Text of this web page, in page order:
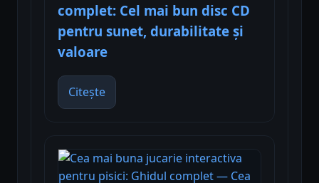
complet: Cel mai bun disc CD
pentru sunet, durabilitate și
valoare
Citește